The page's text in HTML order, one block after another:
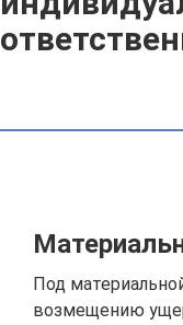
Под
возмещению